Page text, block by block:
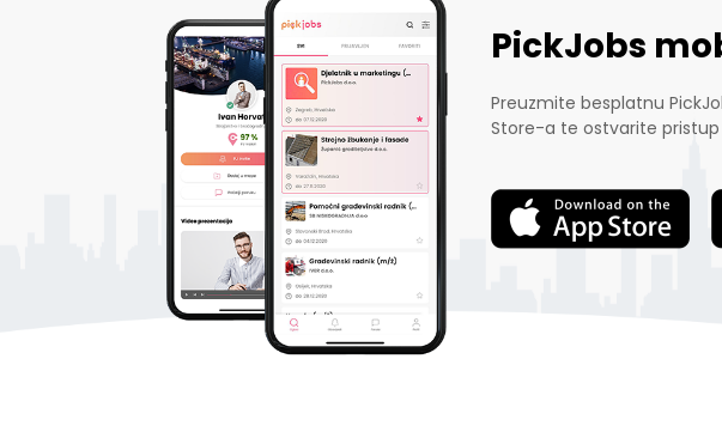
PickJobs
Preuzmite besplatnu
Store-a te ostvarite pristup